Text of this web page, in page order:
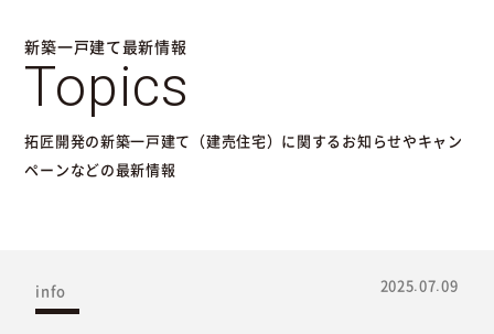
新築一戸建て最新情報
Topics
拓匠開発の新築一戸建て（建売住宅）に関するお知らせやキャン
ペーンなどの最新情報
info 2025.07.09